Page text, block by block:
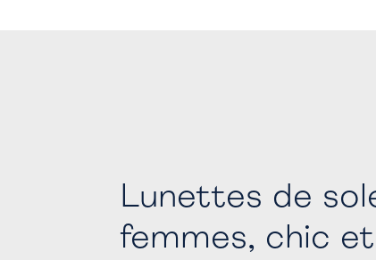
Lunettes de
femmes, chic